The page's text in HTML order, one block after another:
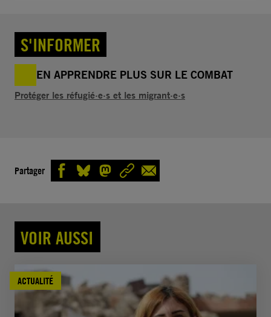
S'INFORMER
EN APPRENDRE PLUS SUR LE COMBAT
Protéger les réfugié·e·s et les migrant·e·s
Partager
VOIR AUSSI
ACTUALITÉ